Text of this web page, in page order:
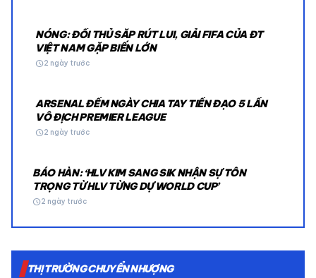
NÓNG: ĐỐI THỦ SẮP RÚT LUI, GIẢI FIFA CỦA ĐT
VIỆT NAM GẶP BIẾN LỚN
schedule2 ngày trước
ARSENAL ĐẾM NGÀY CHIA TAY TIỀN ĐẠO 5 LẦN
VÔ ĐỊCH PREMIER LEAGUE
schedule2 ngày trước
BÁO HÀN: ‘HLV KIM SANG SIK NHẬN SỰ TÔN
TRỌNG TỪ HLV TỪNG DỰ WORLD CUP’
schedule2 ngày trước
THỊ TRƯỜNG CHUYỂN NHƯỢNG